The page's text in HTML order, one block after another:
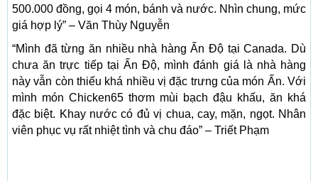
500.000 đồng, gọi 4 món, bánh và nước. Nhìn chung, mức
giá hợp lý” – Văn Thùy Nguyễn
“Mình đã từng ăn nhiều nhà hàng Ấn Độ tại Canada. Dù
chưa ăn trực tiếp tại Ấn Độ, mình đánh giá là nhà hàng
này vẫn còn thiếu khá nhiều vị đặc trưng của món Ấn. Với
mình món Chicken65 thơm mùi bạch đậu khấu, ăn khá
đặc biệt. Khay nước có đủ vị chua, cay, mặn, ngọt. Nhân
viên phục vụ rất nhiệt tình và chu đáo” – Triết Phạm